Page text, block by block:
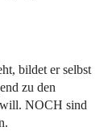
bildet er selbst
zu den
will. NOCH sind